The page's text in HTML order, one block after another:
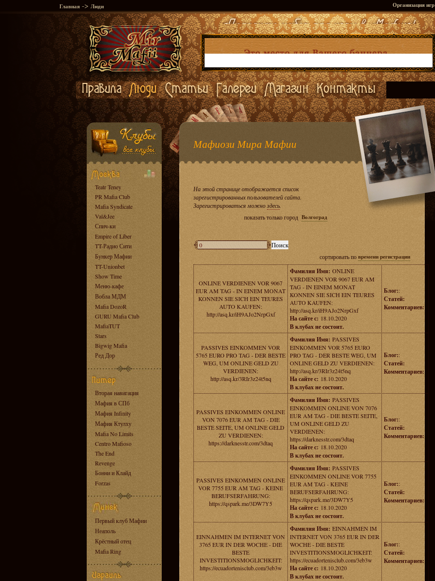
Главная -> Люди Организация игр
Teatr Teney
PR Mafia Club
Mafia Syndicate
Val&Jee
Спич-ки
Empire of Liber
TT-Радио Сити
Бункер Мафии
TT-Unionbet
Show Time
Меню-кафе
Вобла МДМ
Mafia DozoR
GURU Mafia Club
MafiaTUT
Stars
Bigwig Mafia
Ред Дор
Вторая навигация
Мафия в СПб
Мафия Infinity
Мафия Ктулху
Mafia No Limits
Centro Mafioso
The End
Revenge
Бонни и Клайд
Forzas
Первый клуб Мафии
Неаполь
Крёстный отец
Mafia Ring
Мафиози Мира Мафии
На этой странице отображается список
зарегистрированных пользователей сайта.
Зарегистрироваться можноздесь.
показать только город Волгоград
сортировать повремени регистрации
ONLINE VERDIENEN VOR 9067
EUR AM TAG - IN EINEM MONAT
KONNEN SIE SICH EIN TEURES
AUTO KAUFEN:
http://asq.kr/iH9AJo2NrpGxf
Фамилия Имя: ONLINE
VERDIENEN VOR 9067 EUR AM
TAG - IN EINEM MONAT
KONNEN SIE SICH EIN TEURES
AUTO KAUFEN:
http://asq.kr/iH9AJo2NrpGxf
На сайте с: 18.10.2020
В клубах не состоит.
Блог::
Статей:
Комментариев:
PASSIVES EINKOMMEN VOR
5765 EURO PRO TAG - DER BESTE
WEG, UM ONLINE GELD ZU
VERDIENEN:
http://asq.kr/3RIr3z24t5nq
Фамилия Имя: PASSIVES
EINKOMMEN VOR 5765 EURO
PRO TAG - DER BESTE WEG, UM
ONLINE GELD ZU VERDIENEN:
http://asq.kr/3RIr3z24t5nq
На сайте с: 18.10.2020
В клубах не состоит.
Блог::
Статей:
Комментариев:
PASSIVES EINKOMMEN ONLINE
VON 7076 EUR AM TAG - DIE
BESTE SEITE, UM ONLINE GELD
ZU VERDIENEN:
https://darknesstr.com/3dtaq
Фамилия Имя: PASSIVES
EINKOMMEN ONLINE VON 7076
EUR AM TAG - DIE BESTE SEITE,
UM ONLINE GELD ZU
VERDIENEN:
https://darknesstr.com/3dtaq
На сайте с: 18.10.2020
В клубах не состоит.
Блог::
Статей:
Комментариев:
PASSIVES EINKOMMEN ONLINE
VOR 7755 EUR AM TAG - KEINE
BERUFSERFAHRUNG:
https://qspark.me/3DW7Y5
Фамилия Имя: PASSIVES
EINKOMMEN ONLINE VOR 7755
EUR AM TAG - KEINE
BERUFSERFAHRUNG:
https://qspark.me/3DW7Y5
На сайте с: 18.10.2020
В клубах не состоит.
Блог::
Статей:
Комментариев:
EINNAHMEN IM INTERNET VON
3765 EUR IN DER WOCHE - DIE
BESTE
INVESTITIONSMOGLICHKEIT:
https://ecuadortenisclub.com/3eb3w
Фамилия Имя: EINNAHMEN IM
INTERNET VON 3765 EUR IN DER
WOCHE - DIE BESTE
INVESTITIONSMOGLICHKEIT:
https://ecuadortenisclub.com/3eb3w
На сайте с: 18.10.2020
В клубах не состоит.
Блог::
Статей:
Комментариев: